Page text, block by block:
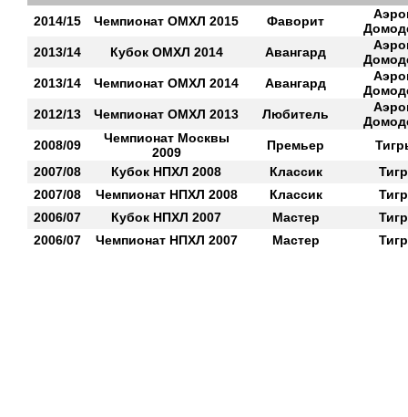
2014/15
Чемпионат ОМХЛ 2015 Фаворит
2013/14
Кубок ОМХЛ 2014 Авангард
2013/14
Чемпионат ОМХЛ 2014 Авангард
2012/13
Чемпионат ОМХЛ 2013 Любитель
2008/09
Чемпионат Москвы
2009
Премьер
2007/08
Кубок НПХЛ 2008 Классик
2007/08
Чемпионат НПХЛ 2008 Классик
2006/07
Кубок НПХЛ 2007 Мастер
2006/07
Чемпионат НПХЛ 2007 Мастер